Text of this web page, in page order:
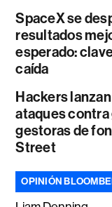
SpaceX se
resultados
esperado:
caída
Hackers
ataques contra
gestoras de
Street
OPINIÓN